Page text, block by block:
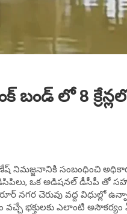
బండ్ లో 8
సంబంధించి
డిసిపిలు, ఒక అడిషనల్ డీసీపీ తో
నగర చెరువు వద్ద విధుల్లో
భక్తులకు ఎలాంటి